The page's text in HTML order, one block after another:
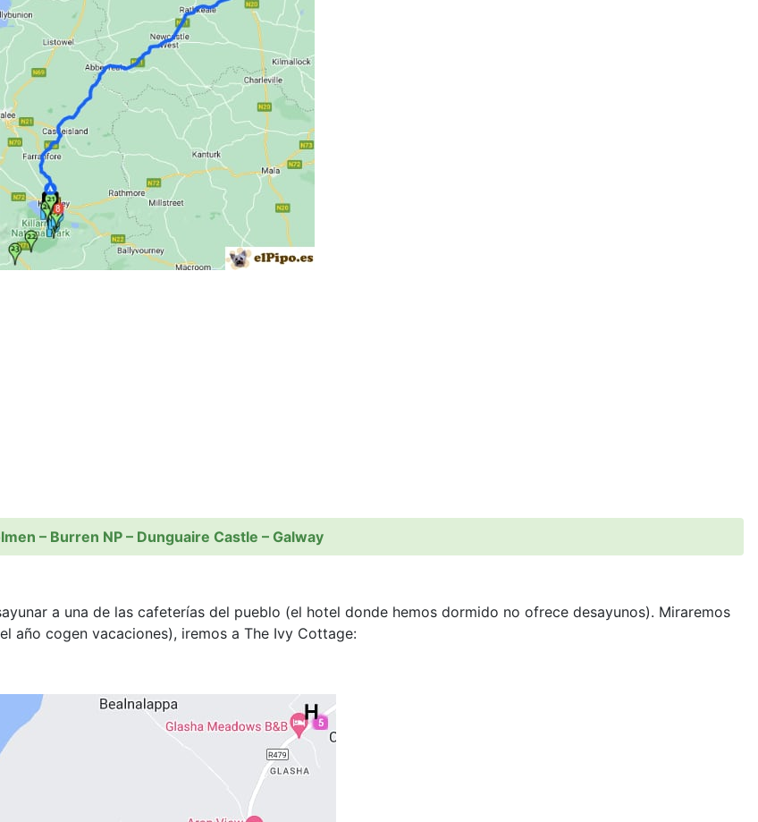
– Burren NP – Dunguaire Castle – Galway
a una de las cafeterías del pueblo (el hotel donde hemos dormido no ofrece desayunos). Miraremos
año cogen vacaciones), iremos a The Ivy Cottage: